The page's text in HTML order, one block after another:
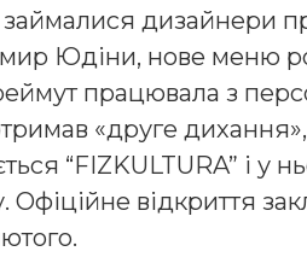
займалися дизайнери
Юдіни, нове меню
працювала з
«друге
“FIZKULTURA” і у
відкриття